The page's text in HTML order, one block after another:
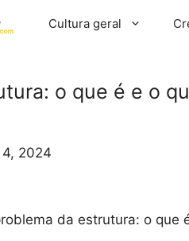
Cultura geral
o que é e o
2024
da estrutura: o que